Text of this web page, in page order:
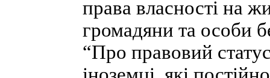
права власності на
громадяни та особи
“Про правовий